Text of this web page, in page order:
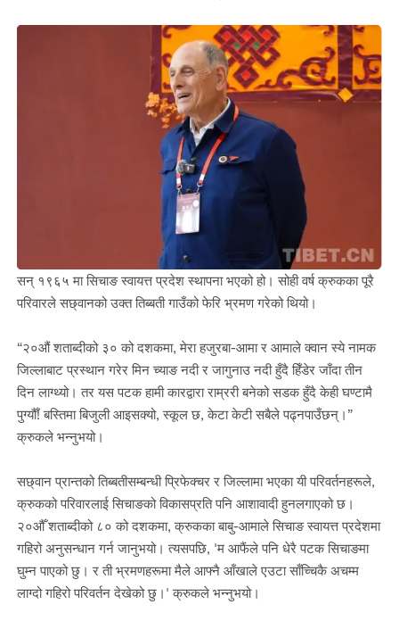
सन् १९६५ मा सिचाङ स्वायत्त प्रदेश स्थापना भएको हो। सोही वर्ष क्रुकका पूरै
परिवारले सछ्वानको उक्त तिब्बती गाउँको फेरि भ्रमण गरेको थियो।
“२०औं शताब्दीको ३० को दशकमा, मेरा हजुरबा-आमा र आमाले क्वान स्ये नामक
जिल्लाबाट प्रस्थान गरेर मिन च्याङ नदी र जागुनाउ नदी हुँदै हिँडेर जाँदा तीन
दिन लाग्थ्यो। तर यस पटक हामी कारद्वारा राम्ररी बनेको सडक हुँदै केही घण्टामै
पुग्यौँ! बस्तिमा बिजुली आइसक्यो, स्कूल छ, केटा केटी सबैले पढ्नपाउँछन्।”
क्रुकले भन्नुभयो।
सछ्वान प्रान्तको तिब्बतीसम्बन्धी प्रिफेक्चर र जिल्लामा भएका यी परिवर्तनहरूले,
क्रुकको परिवारलाई सिचाङको विकासप्रति पनि आशावादी हुनलगाएको छ।
२०औँ शताब्दीको ८० को दशकमा, क्रुकका बाबु-आमाले सिचाङ स्वायत्त प्रदेशमा
गहिरो अनुसन्धान गर्न जानुभयो। त्यसपछि, 'म आफैंले पनि धेरै पटक सिचाङमा
घुम्न पाएको छु। र ती भ्रमणहरूमा मैले आफ्नै आँखाले एउटा साँच्चिकै अचम्म
लाग्दो गहिरो परिवर्तन देखेको छु।' क्रुकले भन्नुभयो।